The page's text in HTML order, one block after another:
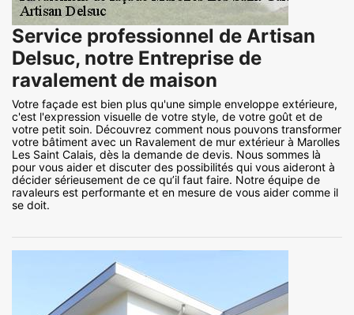
Service professionnel de Artisan
Delsuc, notre Entreprise de
ravalement de maison
Votre façade est bien plus qu'une simple enveloppe extérieure,
c'est l'expression visuelle de votre style, de votre goût et de
votre petit soin. Découvrez comment nous pouvons transformer
votre bâtiment avec un Ravalement de mur extérieur à Marolles
Les Saint Calais, dès la demande de devis. Nous sommes là
pour vous aider et discuter des possibilités qui vous aideront à
décider sérieusement de ce qu’il faut faire. Notre équipe de
ravaleurs est performante et en mesure de vous aider comme il
se doit.